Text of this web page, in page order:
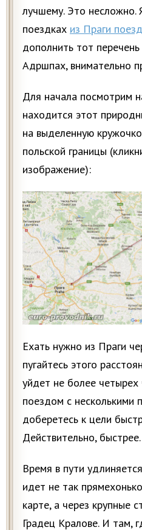
лучшему. Это несложно.
поездках из Праги
дополнить тот
Адршпах, внимательно
Для начала посмотрим
находится этот
на выделенную
польской границы
изображение):
Ехать нужно из Праги
пугайтесь этого
уйдет не более
поездом с несколькими
доберетесь к цели
Действительно, быстрее.
Время в пути
идет не так
карте, а через крупные
Градец Кралове. И там,